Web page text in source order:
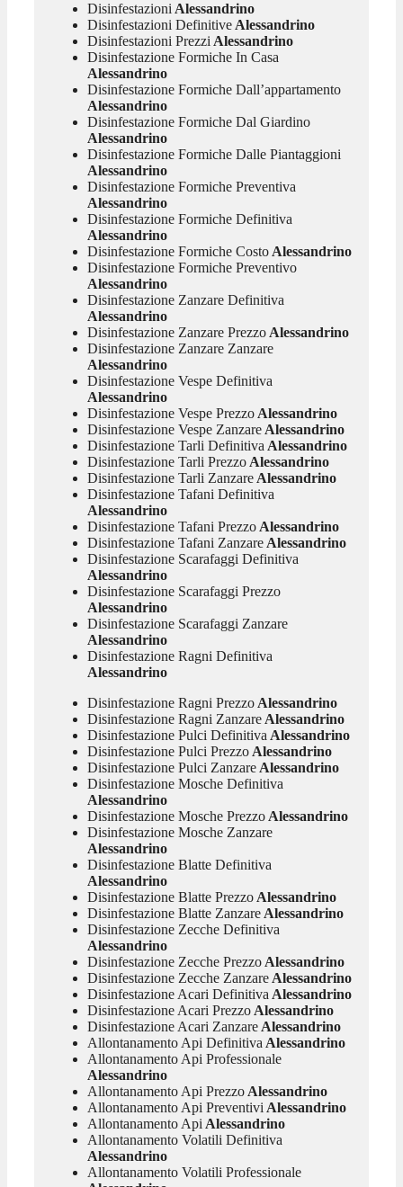
Disinfestazioni Alessandrino
Disinfestazioni DefinitiveAlessandrino
Disinfestazioni Prezzi Alessandrino
Disinfestazione Formiche In Casa
Alessandrino
Disinfestazione Formiche Dall’appartamento
Alessandrino
Disinfestazione Formiche Dal Giardino
Alessandrino
Disinfestazione Formiche Dalle Piantaggioni
Alessandrino
Disinfestazione Formiche Preventiva
Alessandrino
Disinfestazione Formiche Definitiva
Alessandrino
Disinfestazione Formiche CostoAlessandrino
Disinfestazione Formiche Preventivo
Alessandrino
Disinfestazione Zanzare Definitiva
Alessandrino
Disinfestazione Zanzare PrezzoAlessandrino
Disinfestazione Zanzare Zanzare
Alessandrino
Disinfestazione Vespe Definitiva
Alessandrino
Disinfestazione Vespe PrezzoAlessandrino
Disinfestazione Vespe ZanzareAlessandrino
Disinfestazione Tarli Definitiva Alessandrino
Disinfestazione Tarli PrezzoAlessandrino
Disinfestazione Tarli ZanzareAlessandrino
Disinfestazione Tafani Definitiva
Alessandrino
Disinfestazione Tafani PrezzoAlessandrino
Disinfestazione Tafani ZanzareAlessandrino
Disinfestazione Scarafaggi Definitiva
Alessandrino
Disinfestazione Scarafaggi Prezzo
Alessandrino
Disinfestazione Scarafaggi Zanzare
Alessandrino
Disinfestazione Ragni Definitiva
Alessandrino
Disinfestazione Ragni PrezzoAlessandrino
Disinfestazione Ragni ZanzareAlessandrino
Disinfestazione Pulci Definitiva Alessandrino
Disinfestazione Pulci PrezzoAlessandrino
Disinfestazione Pulci ZanzareAlessandrino
Disinfestazione Mosche Definitiva
Alessandrino
Disinfestazione Mosche PrezzoAlessandrino
Disinfestazione Mosche Zanzare
Alessandrino
Disinfestazione Blatte Definitiva
Alessandrino
Disinfestazione Blatte PrezzoAlessandrino
Disinfestazione Blatte ZanzareAlessandrino
Disinfestazione Zecche Definitiva
Alessandrino
Disinfestazione Zecche PrezzoAlessandrino
Disinfestazione Zecche ZanzareAlessandrino
Disinfestazione Acari Definitiva Alessandrino
Disinfestazione Acari PrezzoAlessandrino
Disinfestazione Acari ZanzareAlessandrino
Allontanamento Api Definitiva Alessandrino
Allontanamento Api Professionale
Alessandrino
Allontanamento Api PrezzoAlessandrino
Allontanamento Api Preventivi Alessandrino
Allontanamento Api Alessandrino
Allontanamento Volatili Definitiva
Alessandrino
Allontanamento Volatili Professionale